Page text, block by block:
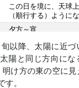
この日を境に、天球
（順行する）ように
夕方～宵
太陽から90度東に離
ろ南に見え、深夜に沈
日付は赤道座標系（
日）
以降、太陽に近
陽と同じ方向にな
け方の東の空に
。